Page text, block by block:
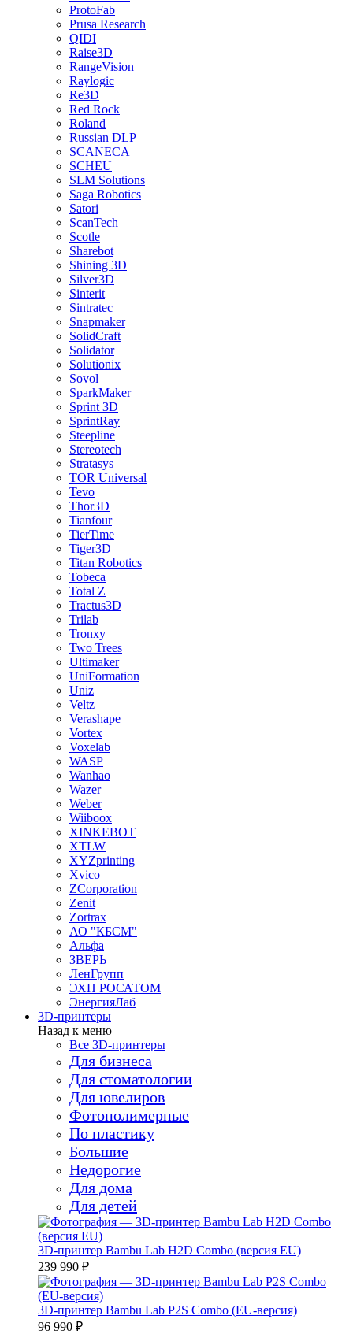
ProtoFab
Prusa Research
QIDI
Raise3D
RangeVision
Raylogic
Re3D
Red Rock
Roland
Russian DLP
SCANECA
SCHEU
SLM Solutions
Saga Robotics
Satori
ScanTech
Scotle
Sharebot
Shining 3D
Silver3D
Sinterit
Sintratec
Snapmaker
SolidCraft
Solidator
Solutionix
Sovol
SparkMaker
Sprint 3D
SprintRay
Steepline
Stereotech
Stratasys
TOR Universal
Tevo
Thor3D
Tianfour
TierTime
Tiger3D
Titan Robotics
Tobeca
Total Z
Tractus3D
Trilab
Tronxy
Two Trees
Ultimaker
UniFormation
Uniz
Veltz
Verashape
Vortex
Voxelab
WASP
Wanhao
Wazer
Weber
Wiiboox
XINKEBOT
XTLW
XYZprinting
Xvico
ZCorporation
Zenit
Zortrax
АО "КБСМ"
Альфа
ЗВЕРЬ
ЛенГрупп
ЭХП РОСАТОМ
ЭнергияЛаб
3D-принтеры
Назад к меню
Все 3D-принтеры
Для бизнеса
Для стоматологии
Для ювелиров
Фотополимерные
По пластику
Большие
Недорогие
Для дома
Для детей
3D-принтер Bambu Lab H2D Combo (версия EU)
239 990 ₽
3D-принтер Bambu Lab P2S Combo (EU-версия)
96 990 ₽